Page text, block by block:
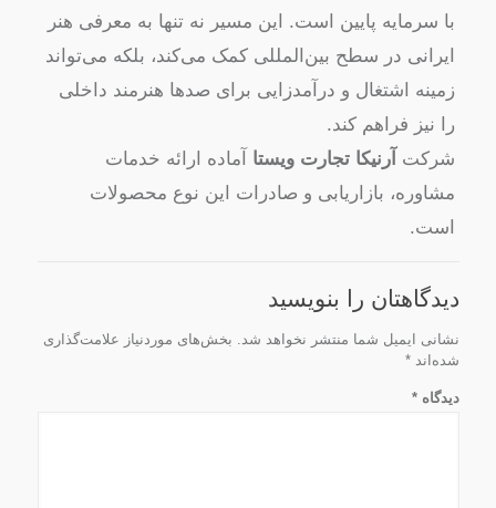
با سرمایه پایین است. این مسیر نه تنها به معرفی هنر
ایرانی در سطح بین‌المللی کمک می‌کند، بلکه می‌تواند
زمینه اشتغال و درآمدزایی برای صدها هنرمند داخلی
را نیز فراهم کند.
شرکت آرنیکا تجارت ویستا آماده ارائه خدمات
مشاوره، بازاریابی و صادرات این نوع محصولات
است.
دیدگاهتان را بنویسید
نشانی ایمیل شما منتشر نخواهد شد. بخش‌های موردنیاز علامت‌گذاری
شده‌اند*
دیدگاه*